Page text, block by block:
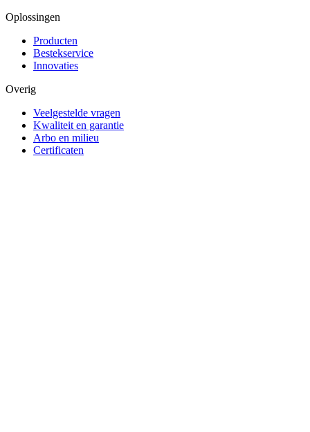
Oplossingen
Producten
Bestekservice
Innovaties
Overig
Veelgestelde vragen
Kwaliteit en garantie
Arbo en milieu
Certificaten